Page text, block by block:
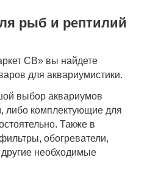
рыб и рептилий
СВ» вы найдете
для аквариумистики.
выбор аквариумов
либо комплектующие для
Также в
обогреватели,
необходимые